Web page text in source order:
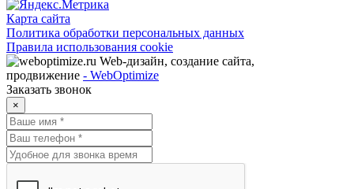
Карта сайта
Политика обработки персональных данных
Правила использования cookie
Web-дизайн, создание сайта,
продвижение - WebOptimize
Заказать звонок
×